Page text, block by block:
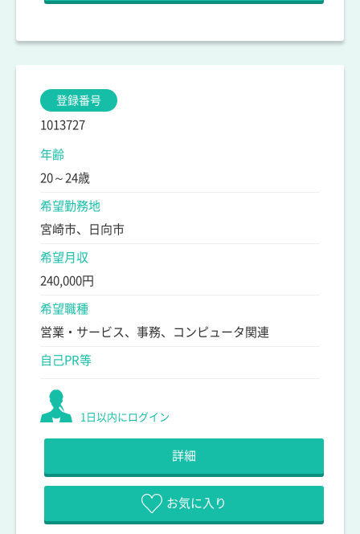
登録番号
1013727
年齢
20～24歳
希望勤務地
宮崎市、日向市
希望月収
240,000円
希望職種
営業・サービス、事務、コンピュータ関連
自己PR等
1日以内にログイン
詳細
お気に入り